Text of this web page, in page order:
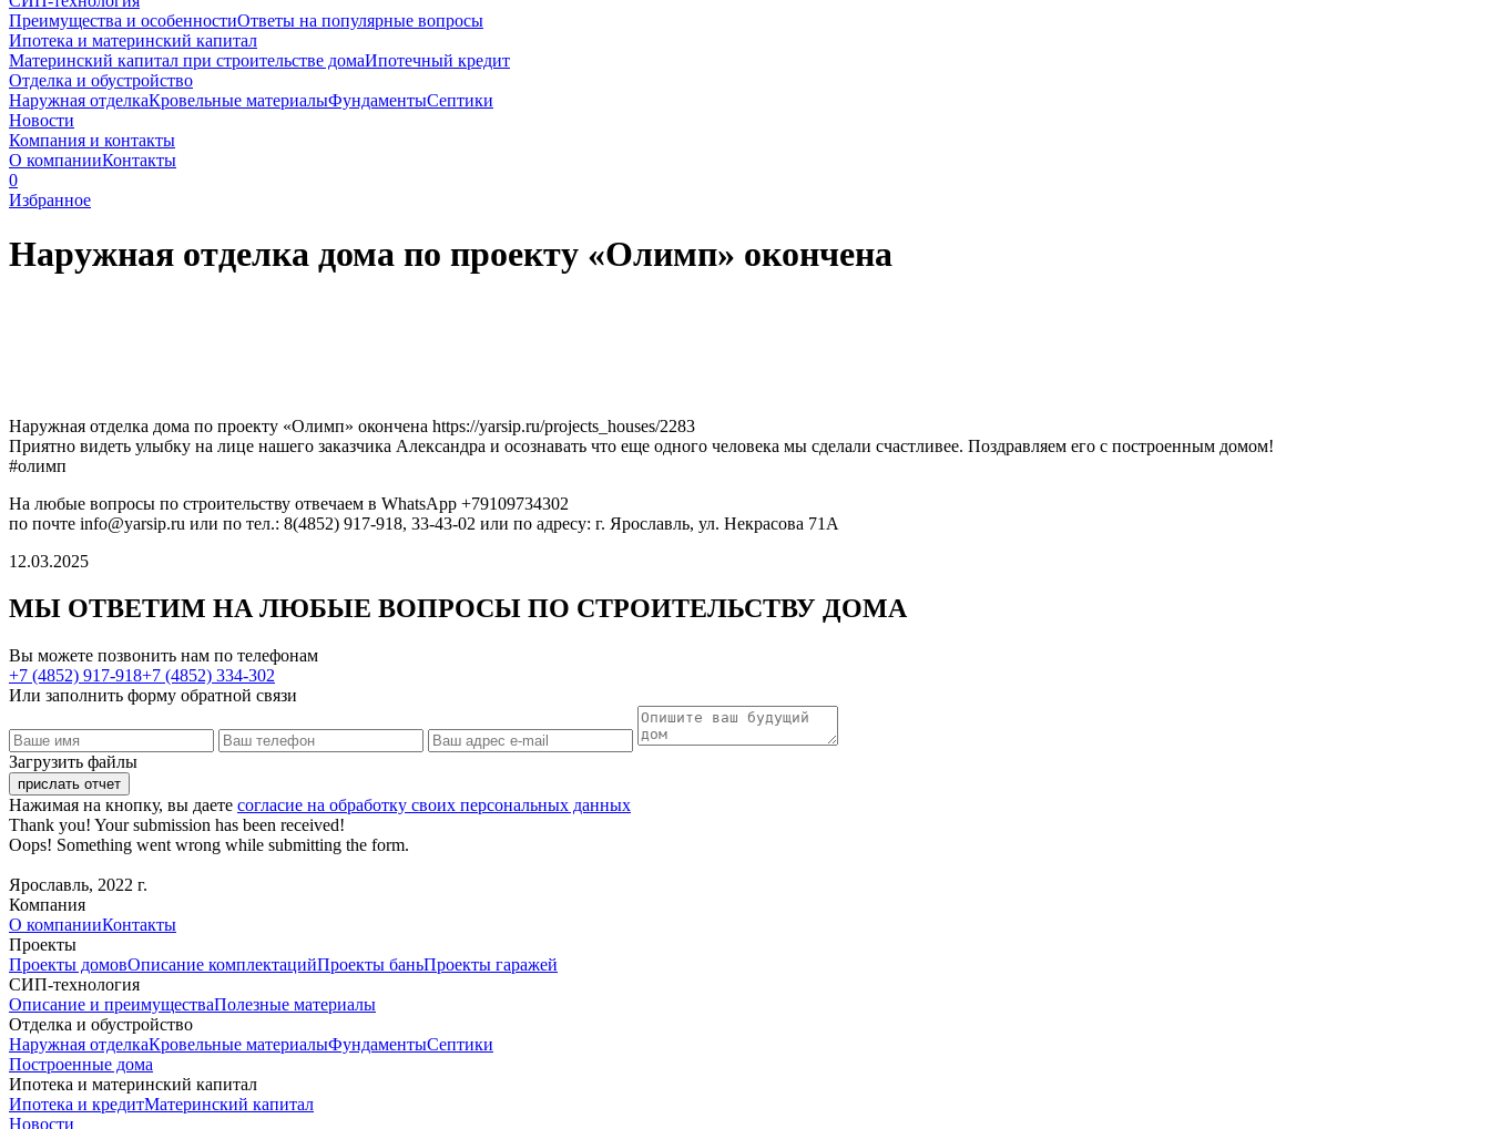
Преимущества и особенностиОтветы на популярные вопросы
Ипотека и материнский капитал
Материнский капитал при строительстве домаИпотечный кредит
Отделка и обустройство
Наружная отделкаКровельные материалыФундаментыСептики
Новости
Компания и контакты
О компанииКонтакты
0
Избранное
Наружная отделка дома по проекту «Олимп» окончена
Наружная отделка дома по проекту «Олимп» окончена https://yarsip.ru/projects_houses/2283
Приятно видеть улыбку на лице нашего заказчика Александра и осознавать что еще одного человека мы сделали счастливее. Поздравляем его с построенным домом!
#олимп
На любые вопросы по строительству отвечаем в WhatsApp +79109734302
по почте info@yarsip.ru или по тел.: 8(4852) 917-918, 33-43-02 или по адресу: г. Ярославль, ул. Некрасова 71А
12.03.2025
МЫ ОТВЕТИМ НА ЛЮБЫЕ ВОПРОСЫ ПО СТРОИТЕЛЬСТВУ ДОМА
Вы можете позвонить нам по телефонам
+7 (4852) 917-918+7 (4852) 334-302
Или заполнить форму обратной связи
Загрузить файлы
Нажимая на кнопку, вы даете согласие на обработку своих персональных данных
Thank you! Your submission has been received!
Oops! Something went wrong while submitting the form.
Ярославль, 2022 г.
Компания
О компанииКонтакты
Проекты
Проекты домовОписание комплектацийПроекты баньПроекты гаражей
СИП-технология
Описание и преимуществаПолезные материалы
Отделка и обустройство
Наружная отделкаКровельные материалыФундаментыСептики
Построенные дома
Ипотека и материнский капитал
Ипотека и кредитМатеринский капитал
Новости